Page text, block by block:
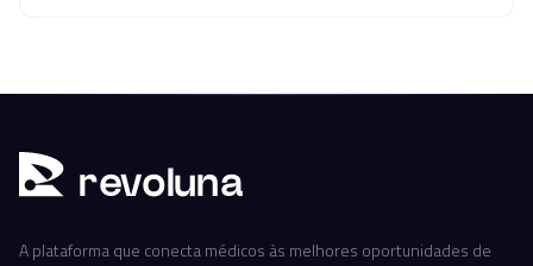
revoluna
A plataforma que conecta médicos às melhores oportunidades de